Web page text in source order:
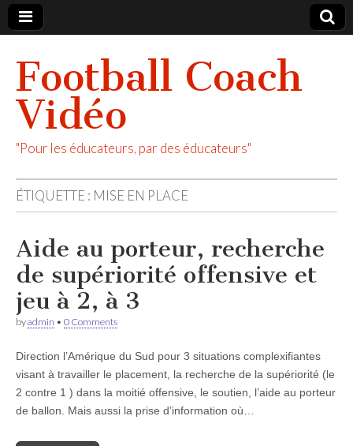
Football Coach
Vidéo
"Pour les éducateurs, par des éducateurs"
ÉTIQUETTE : MISE EN PLACE
Aide au porteur, recherche
de supériorité offensive et
jeu à 2, à 3
byadmin • 0 Comments
Direction l’Amérique du Sud pour 3 situations complexifiantes
visant à travailler le placement, la recherche de la supériorité (le
2 contre 1 ) dans la moitié offensive, le soutien, l’aide au porteur
de ballon. Mais aussi la prise d’information où…